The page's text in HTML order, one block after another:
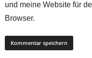
und meine Website für
Browser.